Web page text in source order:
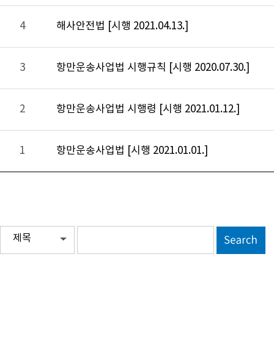
4 해사안전법 [시행 2021.04.13.]
3 항만운송사업법 시행규칙 [시행 2020.07.30.]
2 항만운송사업법 시행령 [시행 2021.01.12.]
1 항만운송사업법 [시행 2021.01.01.]
제목